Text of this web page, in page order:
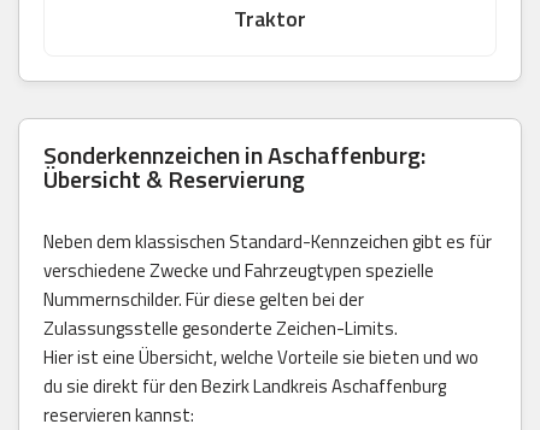
Traktor
Sonderkennzeichen in Aschaffenburg:
Übersicht & Reservierung
Neben dem klassischen Standard-Kennzeichen gibt es für
verschiedene Zwecke und Fahrzeugtypen spezielle
Nummernschilder. Für diese gelten bei der
Zulassungsstelle gesonderte Zeichen-Limits.
Hier ist eine Übersicht, welche Vorteile sie bieten und wo
du sie direkt für den Bezirk Landkreis Aschaffenburg
reservieren kannst: